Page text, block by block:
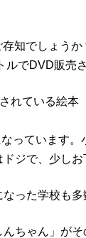
知でしょうか
でDVD販売さ
れている絵本
っています
ジで、少しお
った学校も多
ちゃん」が